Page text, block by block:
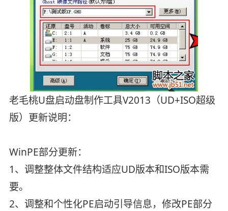
老毛桃U盘启动盘制作工具V2013（UD+ISO超级
版）更新说明：
WinPE部分更新：
1、调整整体文件结构适应UD版本和ISO版本需
要。
2、调整和个性化PE启动引导信息，修改PE部分